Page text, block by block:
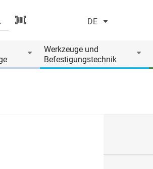
DE
Werkzeuge und
Befestigungstechnik